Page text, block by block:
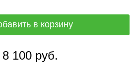
8 100 руб.